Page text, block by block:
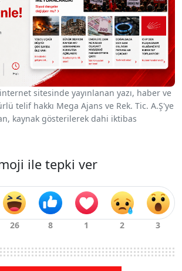
sitesinde yayınlanan yazı, haber ve
telif hakkı Mega Ajans ve Rek. Tic. A.Ş'ye
kaynak gösterilerek dahi iktibas
ile tepki ver